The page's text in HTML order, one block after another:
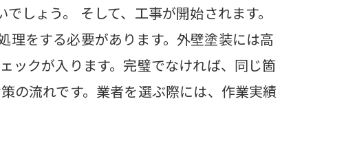
しょう。 そして、工事が開始されます。
理をする必要があります。外壁塗装には高
ックが入ります。完璧でなければ、同じ箇
の流れです。業者を選ぶ際には、作業実績